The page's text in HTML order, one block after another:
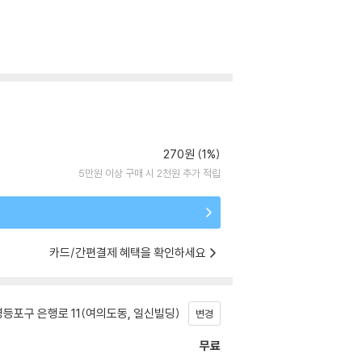
270원 (1%)
5만원 이상 구매 시 2천원 추가 적립
카드/간편결제 혜택을 확인하세요
포구 은행로 11(여의도동, 일신빌딩) 변경
무료